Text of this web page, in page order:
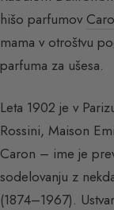
hišo parfumov
mama v otroštvu
parfuma za ušesa.
Leta 1902 je v
Rossini, Maison
Caron – ime je
sodelovanju z
(1874–1967).